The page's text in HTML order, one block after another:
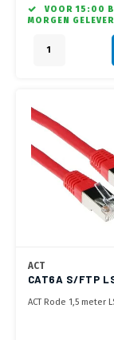
VOOR 15:00
MORGEN
ACT
CAT6A S/FTP
ACT Rode 1,5 meter